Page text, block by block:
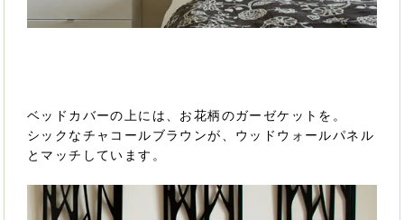
ベッドカバーの上には、お花柄のガーゼケットを。
シックなチャコールブラウンが、ウッドウォールパネル
とマッチしています。